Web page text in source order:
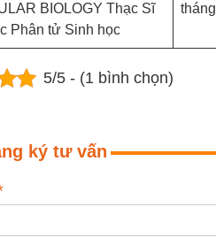
BIOLOGY Thạc Sĩ
Phân tử Sinh học
tháng
5/5 - (1 bình chọn)
ký tư vấn